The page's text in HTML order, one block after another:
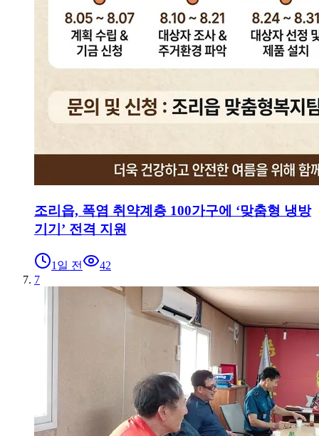
조리읍, 폭염 취약계층 100가구에 ‘맞춤형 냉방
기기’ 전격 지원
1일 전
42
7